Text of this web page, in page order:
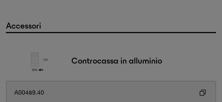
Accessori
Controcassa in alluminio
A00489.40